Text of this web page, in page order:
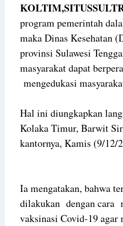
program pemerintah
maka Dinas Kesehatan
provinsi Sulawesi
masyarakat dapat
mengedukasi
Hal ini diungkapkan
Kolaka Timur, Barwit
kantornya, Kamis (9/12/
Ia mengatakan, bahwa
dilakukan dengan cara
vaksinasi Covid-19 agar